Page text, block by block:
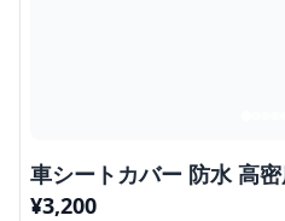
車シートカバー 防水 高
¥3,200